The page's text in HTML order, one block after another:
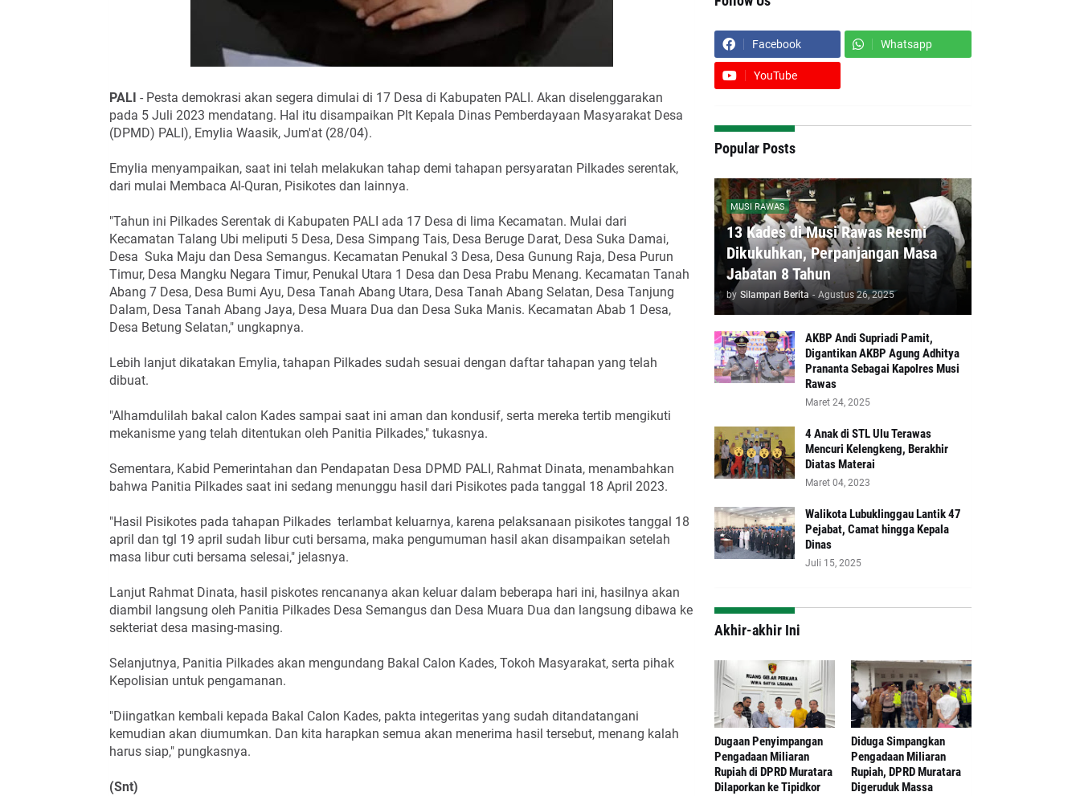
PALI - Pesta demokrasi akan segera dimulai di 17 Desa di Kabupaten PALI. Akan diselenggarakan
pada 5 Juli 2023 mendatang. Hal itu disampaikan Plt Kepala Dinas Pemberdayaan Masyarakat Desa
(DPMD) PALI), Emylia Waasik, Jum'at (28/04).
Emylia menyampaikan, saat ini telah melakukan tahap demi tahapan persyaratan Pilkades serentak,
dari mulai Membaca Al-Quran, Pisikotes dan lainnya.
"Tahun ini Pilkades Serentak di Kabupaten PALI ada 17 Desa di lima Kecamatan. Mulai dari
Kecamatan Talang Ubi meliputi 5 Desa, Desa Simpang Tais, Desa Beruge Darat, Desa Suka Damai,
Desa Suka Maju dan Desa Semangus. Kecamatan Penukal 3 Desa, Desa Gunung Raja, Desa Purun
Timur, Desa Mangku Negara Timur, Penukal Utara 1 Desa dan Desa Prabu Menang. Kecamatan Tanah
Abang 7 Desa, Desa Bumi Ayu, Desa Tanah Abang Utara, Desa Tanah Abang Selatan, Desa Tanjung
Dalam, Desa Tanah Abang Jaya, Desa Muara Dua dan Desa Suka Manis. Kecamatan Abab 1 Desa,
Desa Betung Selatan," ungkapnya.
Lebih lanjut dikatakan Emylia, tahapan Pilkades sudah sesuai dengan daftar tahapan yang telah
dibuat.
"Alhamdulilah bakal calon Kades sampai saat ini aman dan kondusif, serta mereka tertib mengikuti
mekanisme yang telah ditentukan oleh Panitia Pilkades," tukasnya.
Sementara, Kabid Pemerintahan dan Pendapatan Desa DPMD PALI, Rahmat Dinata, menambahkan
bahwa Panitia Pilkades saat ini sedang menunggu hasil dari Pisikotes pada tanggal 18 April 2023.
"Hasil Pisikotes pada tahapan Pilkades terlambat keluarnya, karena pelaksanaan pisikotes tanggal 18
april dan tgl 19 april sudah libur cuti bersama, maka pengumuman hasil akan disampaikan setelah
masa libur cuti bersama selesai," jelasnya.
Lanjut Rahmat Dinata, hasil piskotes rencananya akan keluar dalam beberapa hari ini, hasilnya akan
diambil langsung oleh Panitia Pilkades Desa Semangus dan Desa Muara Dua dan langsung dibawa ke
sekteriat desa masing-masing.
Selanjutnya, Panitia Pilkades akan mengundang Bakal Calon Kades, Tokoh Masyarakat, serta pihak
Kepolisian untuk pengamanan.
"Diingatkan kembali kepada Bakal Calon Kades, pakta integeritas yang sudah ditandatangani
kemudian akan diumumkan. Dan kita harapkan semua akan menerima hasil tersebut, menang kalah
harus siap," pungkasnya.
(Snt)
Facebook Whatsapp
YouTube
Popular Posts
MUSI RAWAS
13 Kades di Musi Rawas Resmi
Dikukuhkan, Perpanjangan Masa
Jabatan 8 Tahun
by Silampari Berita - Agustus 26, 2025
AKBP Andi Supriadi Pamit,
Digantikan AKBP Agung Adhitya
Prananta Sebagai Kapolres Musi
Rawas
Maret 24, 2025
4 Anak di STL Ulu Terawas
Mencuri Kelengkeng, Berakhir
Diatas Materai
Maret 04, 2023
Walikota Lubuklinggau Lantik 47
Pejabat, Camat hingga Kepala
Dinas
Juli 15, 2025
Akhir-akhir Ini
‎Dugaan Penyimpangan
Pengadaan Miliaran
Rupiah di DPRD Muratara
Dilaporkan ke Tipidkor
Diduga Simpangkan
Pengadaan Miliaran
Rupiah, DPRD Muratara
Digeruduk Massa